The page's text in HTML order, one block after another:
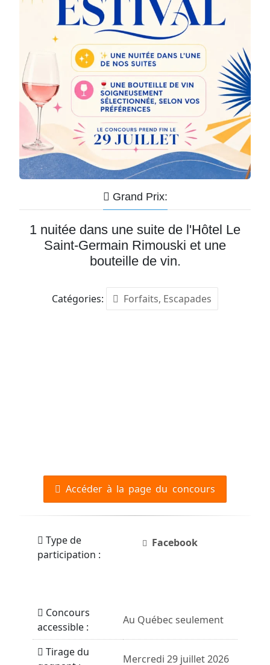
Grand Prix:
1 nuitée dans une suite de l'Hôtel Le
Saint-Germain Rimouski et une
bouteille de vin.
Catégories: Forfaits, Escapades
Accéder à la page du concours
Type de
participation :
Facebook
Concours
accessible :
Au Québec seulement
Tirage du
Mercredi 29 juillet 2026